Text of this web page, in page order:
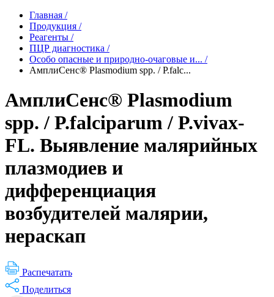
Главная /
Продукция /
Реагенты /
ПЦР диагностика /
Особо опасные и природно-очаговые и... /
АмплиСенс® Plasmodium spp. / P.falc...
АмплиСенс® Plasmodium
spp. / P.falciparum / P.vivax-
FL. Выявление малярийных
плазмодиев и
дифференциация
возбудителей малярии,
нераскап
Распечатать
Поделиться